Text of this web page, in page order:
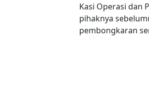
Kasi Operasi dan
pihaknya
pembongkaran